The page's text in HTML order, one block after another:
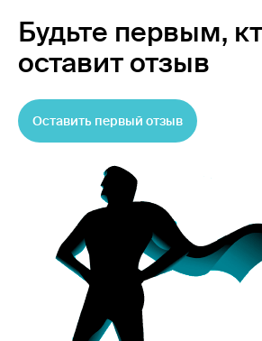
Будьте первым,
оставит отзыв
Оставить первый отзыв